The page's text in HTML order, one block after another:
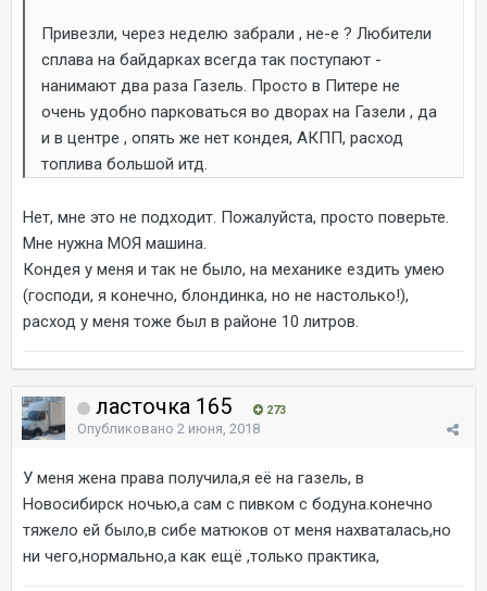
Привезли, через неделю забрали , не-е ? Любители
сплава на байдарках всегда так поступают -
нанимают два раза Газель. Просто в Питере не
очень удобно парковаться во дворах на Газели , да
и в центре , опять же нет кондея, АКПП, расход
топлива большой итд.
Нет, мне это не подходит. Пожалуйста, просто поверьте.
Мне нужна МОЯ машина.
Кондея у меня и так не было, на механике ездить умею
(господи, я конечно, блондинка, но не настолько!),
расход у меня тоже был в районе 10 литров.
ласточка 165 273
Опубликовано 2 июня, 2018
У меня жена права получила,я её на газель, в
Новосибирск ночью,а сам с пивком с бодуна.конечно
тяжело ей было,в сибе матюков от меня нахваталась,но
ни чего,нормально,а как ещё ,только практика,